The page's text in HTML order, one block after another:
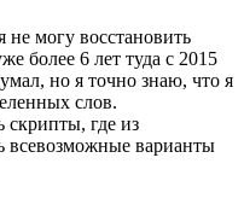
не могу восстановить
более 6 лет туда с 2015
но я точно знаю, что я
слов.
где из
всевозможные варианты